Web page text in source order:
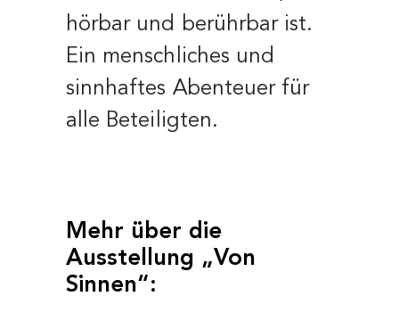
hörbar und berührbar ist.
Ein menschliches und
sinnhaftes Abenteuer für
alle Beteiligten.
Mehr über die
Ausstellung „Von
Sinnen“: